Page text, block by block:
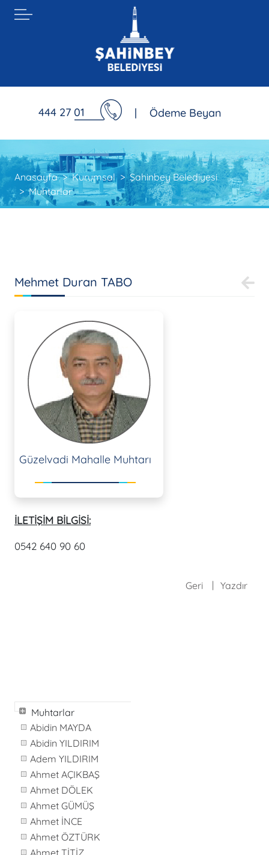
444 27 01 | Ödeme Beyan
Anasayfa Kurumsal
Şahinbey Belediyesi
Muhtarlar
Mehmet Duran TABO
Güzelvadi Mahalle Muhtarı
İLETİŞİM BİLGİSİ:
0542 640 90 60
Geri Yazdır
Muhtarlar
Abidin MAYDA
Abidin YILDIRIM
Adem YILDIRIM
Ahmet AÇIKBAŞ
Ahmet DÖLEK
Ahmet GÜMÜŞ
Ahmet İNCE
Ahmet ÖZTÜRK
Ahmet TİTİZ